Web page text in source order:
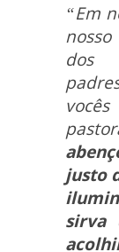
“Em
dos
justo
sirva